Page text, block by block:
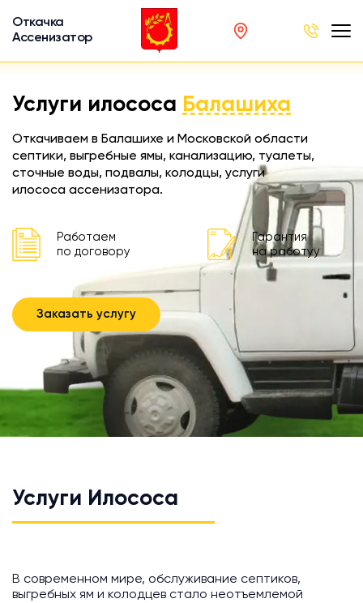
Откачка
Ассенизатор
Услуги илососа Балашиха
Откачиваем в Балашихе и Московской области
септики, выгребные ямы, канализацию, туалеты,
сточные воды, подвалы, колодцы, услуги
илососа ассенизатора.
Работаем
по договору
Гарантия
на работуу
Заказать услугу
Услуги Илососа
В современном мире, обслуживание септиков,
выгребных ям и колодцев стало неотъемлемой